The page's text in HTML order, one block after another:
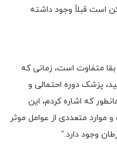
است قبلاً وجود داشته
متفاوت است، زمانی که
پزشک دوره احتمالی و
که اشاره کردم، این
موارد متعددی از عوامل موثر
وجود دارد.”